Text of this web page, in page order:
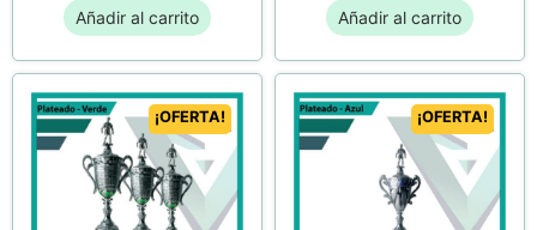
Añadir al carrito Añadir al carrito
¡OFERTA! ¡OFERTA!